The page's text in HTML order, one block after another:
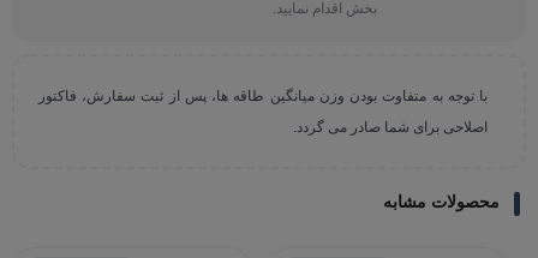
بخش اقدام نمایید.
با توجه به متفاوت بودن وزن میانگین طاقه ها، پس از ثبت سفارش، فاکتور
اصلاحی برای شما صادر می گردد.
محصولات مشابه